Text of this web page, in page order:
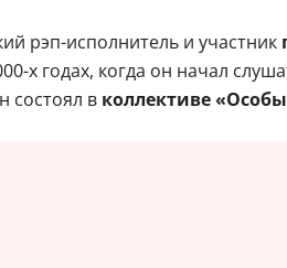
рэп-исполнитель и участник
х годах, когда он начал
состоял вколлективе